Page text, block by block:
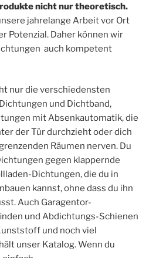
nicht nur theoretisch.
jahrelange Arbeit vor Ort
Potenzial. Daher können wir
auch kompetent
nur die verschiedensten
und Dichtband,
mit Absenkautomatik, die
der Tür durchzieht oder dich
Räumen nerven. Du
gegen klappernde
Dichtungen, die du in
kannst, ohne dass du ihn
Auch Garagentor-
und Abdichtungs-Schienen
und noch viel
unser Katalog. Wenn du